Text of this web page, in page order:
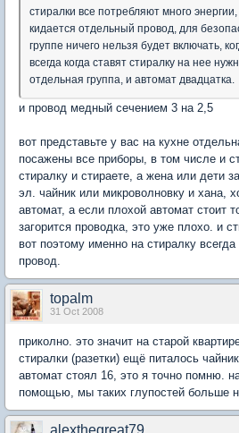
стиралки все потребляют много
кидается отдельный провод, для
группе ничего нельзя будет включать,
всегда когда ставят стиралку на нее
отдельная группа, и автомат двадцатка.
и провод медный сечением 3 на 2,5
вот представьте у вас на кухне
посажены все приборы, в том числе и
стиралку и стираете, а жена или дети
эл. чайник или микроволновку и хана,
автомат, а если плохой автомат стоит
загорится проводка, это уже плохо. и
вот поэтому именно на стиралку
провод.
topalm
31 Oct 2008
приколно. это значит на старой
стиралки (разетки) ещё питалось
автомат стоял 16, это я точно помню.
помощью, мы таких глупостей больше